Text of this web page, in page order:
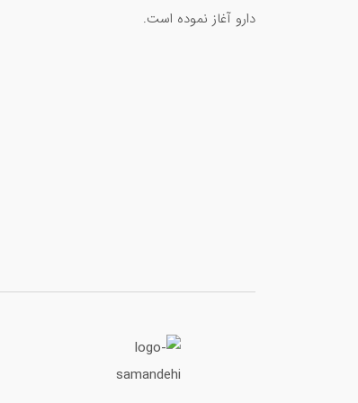
انواع دیابت و مهم ترین علائم آن
دارو آغاز نموده است.